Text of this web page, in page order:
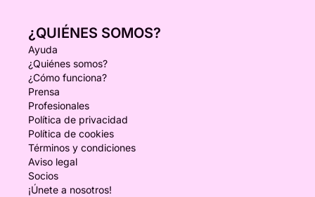
¿QUIÉNES SOMOS?
Ayuda
¿Quiénes somos?
¿Cómo funciona?
Prensa
Profesionales
Política de privacidad
Política de cookies
Términos y condiciones
Aviso legal
Socios
¡Únete a nosotros!